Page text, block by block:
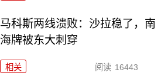
马科斯两线溃败：沙拉稳了，南
海牌被东大刺穿
相关 阅读 16443